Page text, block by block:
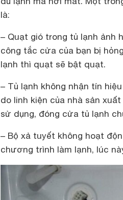
là:
– Quạt gió trong tủ lạnh ảnh
công tắc cửa của bạn bị
lạnh thì quạt sẽ bật quạt.
– Tủ lạnh không nhận tín
do linh kiện của nhà sản
sử dụng, đóng cửa tủ lạnh
– Bộ xả tuyết không hoạt
chương trình làm lạnh, lúc